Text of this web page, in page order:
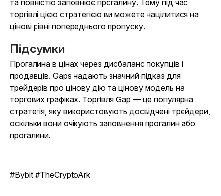
та повністю заповнює прогалину. Тому під час
торгівлі цією стратегією ви можете націлитися на
цінові рівні попереднього пропуску.
Підсумки
Прогалина в цінах через дисбаланс покупців і
продавців. Gaps надають значний підказ для
трейдерів про цінову дію та цінову модель на
торгових графіках. Торгівля Gap — це популярна
стратегія, яку використовують досвідчені трейдери,
оскільки вони очікують заповнення прогалин або
прогалини.
#Bybit #TheCryptoArk